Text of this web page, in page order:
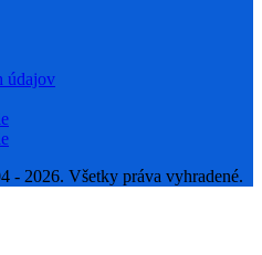
údajov
2026. Všetky práva vyhradené.